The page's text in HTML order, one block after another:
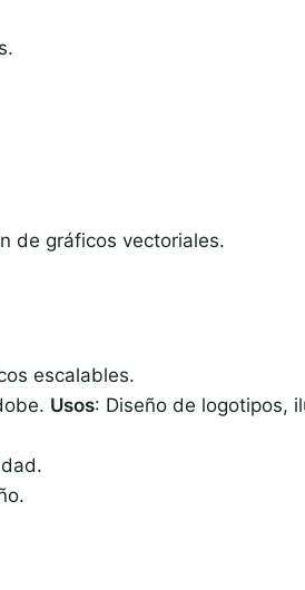
de gráficos vectoriales.
escalables.
Usos: Diseño de logotipos,